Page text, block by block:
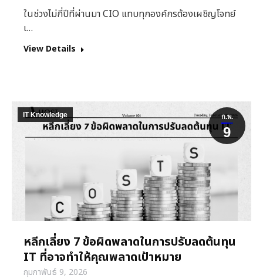
ในช่วงไม่กี่ปีที่ผ่านมา CIO แทบทุกองค์กรต้องเผชิญโจทย์
เ…
View Details
ก.พ.
9
IT Knowledge
หลีกเลี่ยง 7 ข้อผิดพลาดในการปรับลดต้นทุน
IT ที่อาจทำให้คุณพลาดเป้าหมาย
กุมภาพันธ์ 9, 2026